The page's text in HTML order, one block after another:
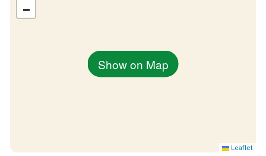
Show on Map
−
Leaflet